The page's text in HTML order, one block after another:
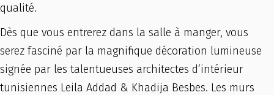
qualité.
Dès que vous entrerez dans la salle à manger, vous
serez fasciné par la magnifique décoration lumineuse
signée par les talentueuses architectes d’intérieur
tunisiennes Leila Addad & Khadija Besbes. Les murs